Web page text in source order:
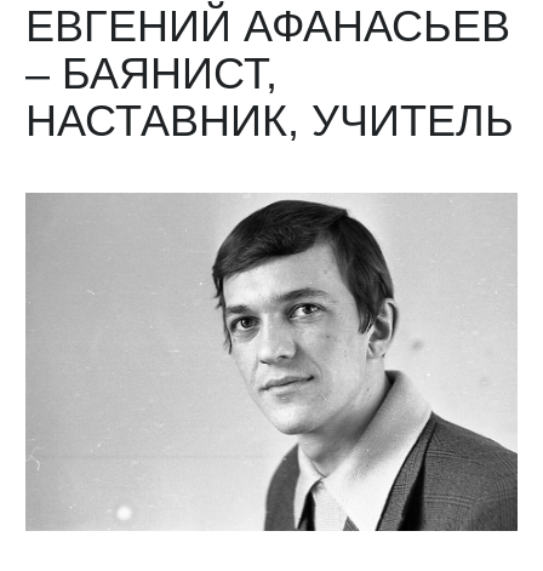
ЕВГЕНИЙ АФАНАСЬЕВ
– БАЯНИСТ,
НАСТАВНИК, УЧИТЕЛЬ